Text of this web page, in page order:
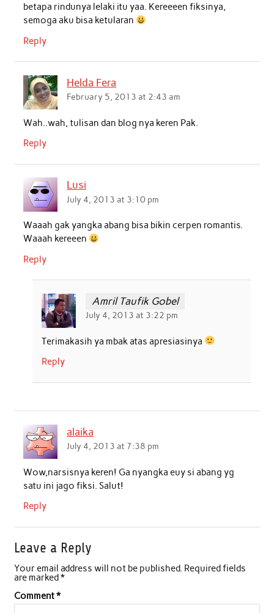
betapa rindunya lelaki itu yaa. Kereeeen fiksinya,
semoga aku bisa ketularan
Reply
Helda Fera
February 5, 2013 at 2:43 am
Wah..wah, tulisan dan blog nya keren Pak.
Reply
Lusi
July 4, 2013 at 3:10 pm
Waaah gak yangka abang bisa bikin cerpen romantis.
Waaah kereeen
Reply
Amril Taufik Gobel
July 4, 2013 at 3:22 pm
Terimakasih ya mbak atas apresiasinya
Reply
alaika
July 4, 2013 at 7:38 pm
Wow,narsisnya keren! Ga nyangka euy si abang yg
satu ini jago fiksi. Salut!
Reply
Leave a Reply
Your email address will not be published. Required fields
are marked*
Comment*